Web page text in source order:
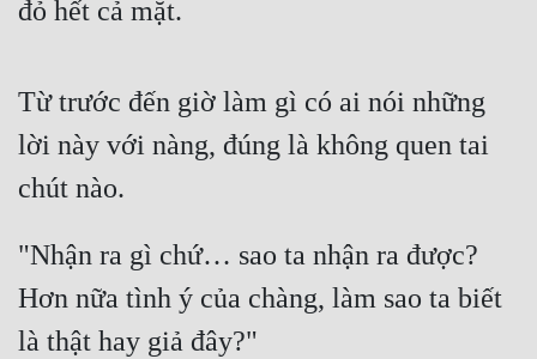
đỏ hết cả mặt.
Từ trước đến giờ làm gì có ai nói những
lời này với nàng, đúng là không quen tai
chút nào.
"Nhận ra gì chứ… sao ta nhận ra được?
Hơn nữa tình ý của chàng, làm sao ta biết
là thật hay giả đây?"